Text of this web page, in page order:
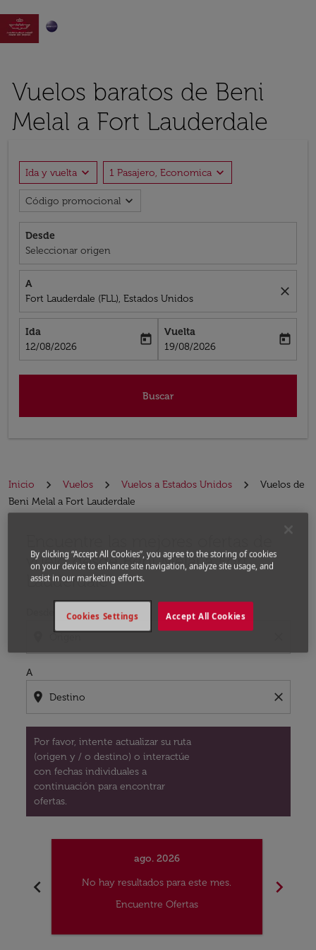

Vuelos baratos de Beni
Melal a Fort Lauderdale
Ida y vuelta expand_more 1 Pasajero, Economica expand_more
Código promocional expand_more
Desde
Seleccionar origen
A
Fort Lauderdale (FLL), Estados Unidos
close
Ida
fc-booking-departure-date-aria-label
12/08/2026
today
Vuelta
fc-booking-return-date-aria-label
19/08/2026
today
Buscar
Inicio Vuelos Vuelos a Estados Unidos
Vuelos de
Beni Melal a Fort Lauderdale
vuelo desde Beni Melal a Fort
Lauderdale
A
location_on close
Por favor, intente actualizar su ruta
(origen y / o destino) o interactúe
con fechas individuales a
continuación para encontrar
ofertas.
chevron_left
ago. 2026
No hay resultados para este mes.
Encuentre Ofertas
chevron_right
By clicking “Accept All Cookies”, you agree to the storing of cookies
on your device to enhance site navigation, analyze site usage, and
assist in our marketing efforts.
Accept All Cookies
Cookies Settings